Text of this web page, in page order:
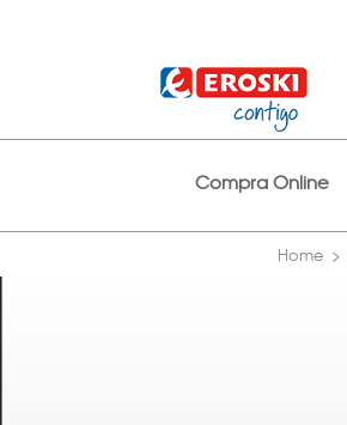
Compra Online
Home